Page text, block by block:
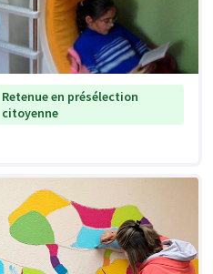
Retenue en présélection
citoyenne